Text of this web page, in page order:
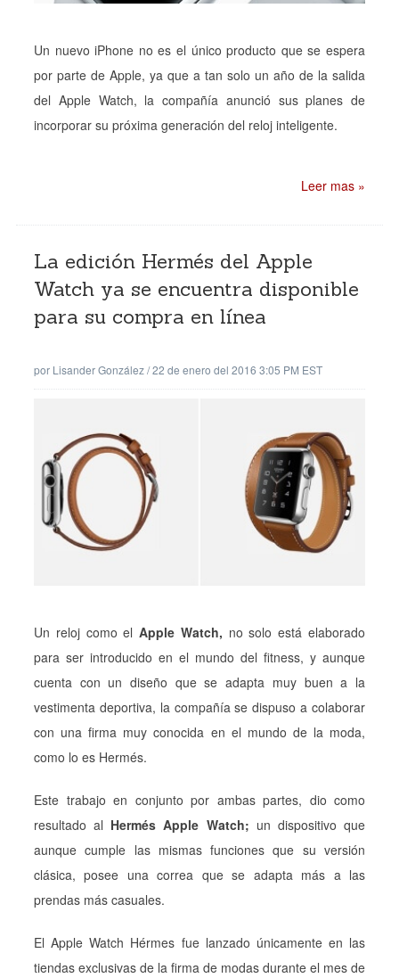
Un nuevo iPhone no es el único producto que se espera
por parte de Apple, ya que a tan solo un año de la salida
del Apple Watch, la compañía anunció sus planes de
incorporar su próxima generación del reloj inteligente.
Leer mas »
La edición Hermés del Apple
Watch ya se encuentra disponible
para su compra en línea
por Lisander González/22 de enero del 2016 3:05 PM EST
Un reloj como elApple Watch, no solo está elaborado
para ser introducido en el mundo del fitness, y aunque
cuenta con un diseño que se adapta muy buen a la
vestimenta deportiva, la compañía se dispuso a colaborar
con una firma muy conocida en el mundo de la moda,
como lo es Hermés.
Este trabajo en conjunto por ambas partes, dio como
resultado al Hermés Apple Watch; un dispositivo que
aunque cumple las mismas funciones que su versión
clásica, posee una correa que se adapta más a las
prendas más casuales.
El Apple Watch Hérmes fue lanzado únicamente en las
tiendas exclusivas de la firma de modas durante el mes de